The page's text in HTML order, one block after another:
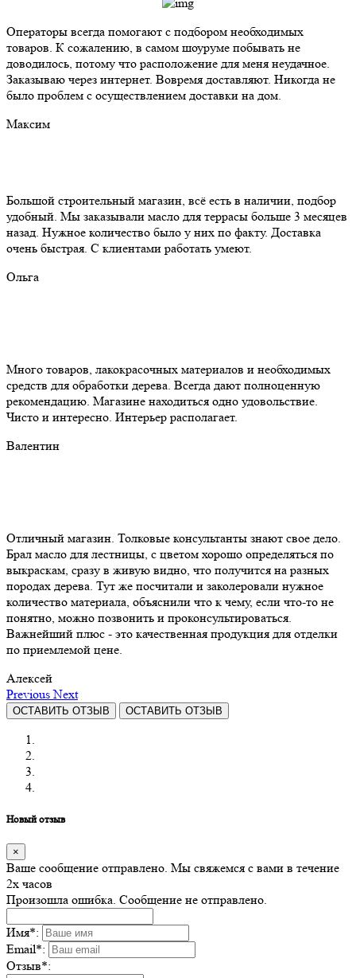
Операторы всегда помогают с подбором необходимых
товаров. К сожалению, в самом шоуруме побывать не
доводилось, потому что расположение для меня неудачное.
Заказываю через интернет. Вовремя доставляют. Никогда не
было проблем с осуществлением доставки на дом.
Максим
Большой строительный магазин, всё есть в наличии, подбор
удобный. Мы заказывали масло для террасы больше 3 месяцев
назад. Нужное количество было у них по факту. Доставка
очень быстрая. С клиентами работать умеют.
Ольга
Много товаров, лакокрасочных материалов и необходимых
средств для обработки дерева. Всегда дают полноценную
рекомендацию. Магазине находиться одно удовольствие.
Чисто и интересно. Интерьер располагает.
Валентин
Отличный магазин. Толковые консультанты знают свое дело.
Брал масло для лестницы, с цветом хорошо определяться по
выкраскам, сразу в живую видно, что получится на разных
породах дерева. Тут же посчитали и заколеровали нужное
количество материала, объяснили что к чему, если что-то не
понятно, можно позвонить и проконсультироваться.
Важнейший плюс - это качественная продукция для отделки
по приемлемой цене.
Алексей
Previous Next
ОСТАВИТЬ ОТЗЫВ ОСТАВИТЬ ОТЗЫВ
Новый отзыв
×
Ваше сообщение отправлено. Мы свяжемся с вами в течение
2х часов
Произошла ошибка. Сообщение не отправлено.
Имя*:
Email*:
Отзыв*: